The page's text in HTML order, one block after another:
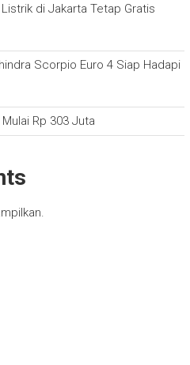
di Jakarta Tetap Gratis
Scorpio Euro 4 Siap Hadapi
Rp 303 Juta